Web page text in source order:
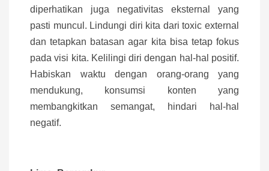
diperhatikan juga negativitas eksternal yang
pasti muncul. Lindungi diri kita dari toxic external
dan tetapkan batasan agar kita bisa tetap fokus
pada visi kita. Kelilingi diri dengan hal-hal positif.
Habiskan waktu dengan orang-orang yang
mendukung, konsumsi konten yang
membangkitkan semangat, hindari hal-hal
negatif.